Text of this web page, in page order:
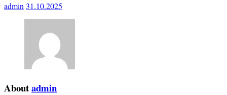
admin 31.10.2025
Aboutadmin